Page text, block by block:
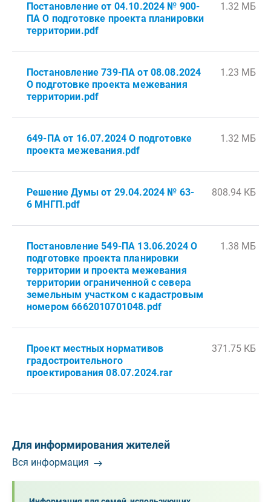
Постановление от 04.10.2024 № 900-
ПА О подготовке проекта планировки
территории.pdf
1.32 МБ
Постановление 739-ПА от 08.08.2024
О подготовке проекта межевания
территории.pdf
1.23 МБ
649-ПА от 16.07.2024 О подготовке
проекта межевания.pdf
1.32 МБ
Решение Думы от 29.04.2024 № 63-
6 МНГП.pdf
808.94 КБ
Постановление 549-ПА 13.06.2024 О
подготовке проекта планировки
территории и проекта межевания
территории ограниченной с севера
земельным участком с кадастровым
номером 6662010701048.pdf
1.38 МБ
Проект местных нормативов
градостроительного
проектирования 08.07.2024.rar
371.75 КБ
Для информирования жителей
Вся информация